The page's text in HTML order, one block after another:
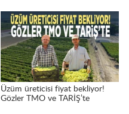
Üzüm üreticisi fiyat bekliyor!
Gözler TMO ve TARİŞ’te